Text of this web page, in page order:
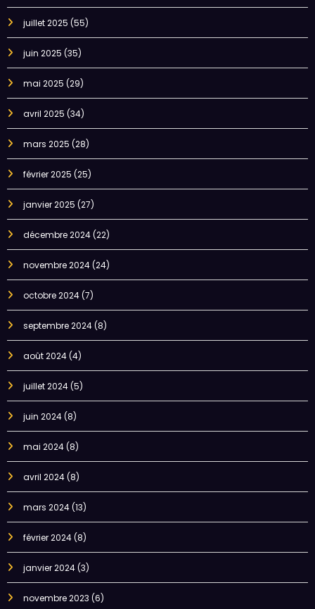
juillet 2025 (55)
juin 2025 (35)
mai 2025 (29)
avril 2025 (34)
mars 2025 (28)
février 2025 (25)
janvier 2025 (27)
décembre 2024(22)
novembre 2024(24)
octobre 2024(7)
septembre 2024(8)
août 2024(4)
juillet 2024(5)
juin 2024(8)
mai 2024(8)
avril 2024(8)
mars 2024(13)
février 2024(8)
janvier 2024(3)
novembre 2023 (6)